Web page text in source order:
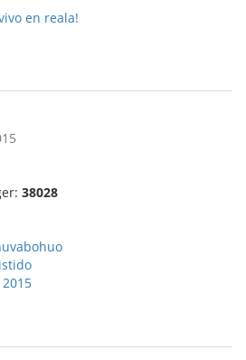
en reala!
38028